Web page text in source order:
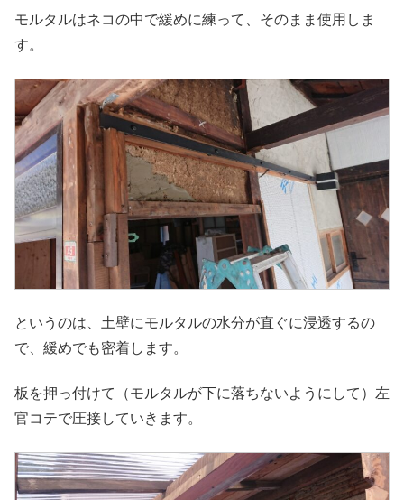
モルタルはネコの中で緩めに練って、そのまま使用しま
す。
というのは、土壁にモルタルの水分が直ぐに浸透するの
で、緩めでも密着します。
板を押っ付けて（モルタルが下に落ちないようにして）左
官コテで圧接していきます。